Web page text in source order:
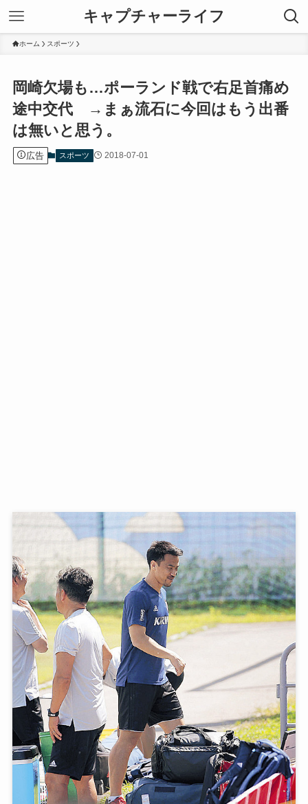
キャプチャーライフ
ホーム スポーツ
岡崎欠場も…ポーランド戦で右足首痛め
途中交代 →まぁ流石に今回はもう出番
は無いと思う。
広告 スポーツ 2018-07-01